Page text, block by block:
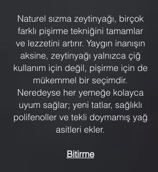
Naturel sızma zeytinyağı, birçok
farklı pişirme tekniğini tamamlar
ve lezzetini artırır. Yaygın inanışın
aksine, zeytinyağı yalnızca çiğ
kullanım için değil, pişirme için de
mükemmel bir seçimdir.
Neredeyse her yemeğe kolayca
uyum sağlar; yeni tatlar, sağlıklı
polifenoller ve tekli doymamış yağ
asitleri ekler.
Bitirme